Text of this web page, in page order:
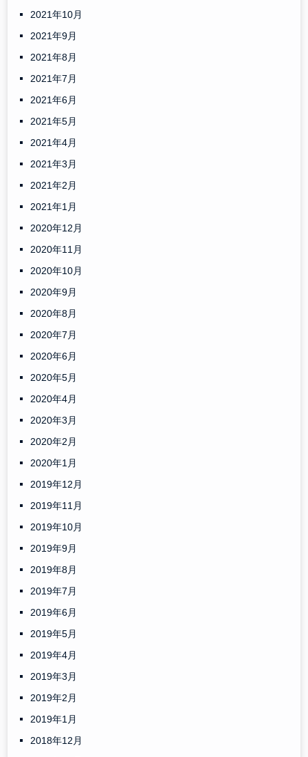
2021年10月
2021年9月
2021年8月
2021年7月
2021年6月
2021年5月
2021年4月
2021年3月
2021年2月
2021年1月
2020年12月
2020年11月
2020年10月
2020年9月
2020年8月
2020年7月
2020年6月
2020年5月
2020年4月
2020年3月
2020年2月
2020年1月
2019年12月
2019年11月
2019年10月
2019年9月
2019年8月
2019年7月
2019年6月
2019年5月
2019年4月
2019年3月
2019年2月
2019年1月
2018年12月